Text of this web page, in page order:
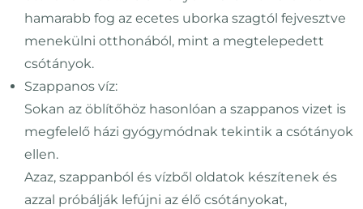
hamarabb fog az ecetes uborka szagtól fejvesztve
menekülni otthonából, mint a megtelepedett
csótányok.
Szappanos víz:
Sokan az öblítőhöz hasonlóan a szappanos vizet is
megfelelő házi gyógymódnak tekintik a csótányok
ellen.
Azaz, szappanból és vízből oldatok készítenek és
azzal próbálják lefújni az élő csótányokat,